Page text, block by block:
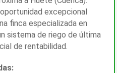
excepcional
finca especializada en
sistema de riego de última
de rentabilidad.